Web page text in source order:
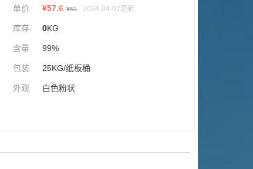
单价 ¥57.6 ¥53 2024-04-02更新
库存 0KG
含量 99%
包装 25KG/纸板桶
外观 白色粉状